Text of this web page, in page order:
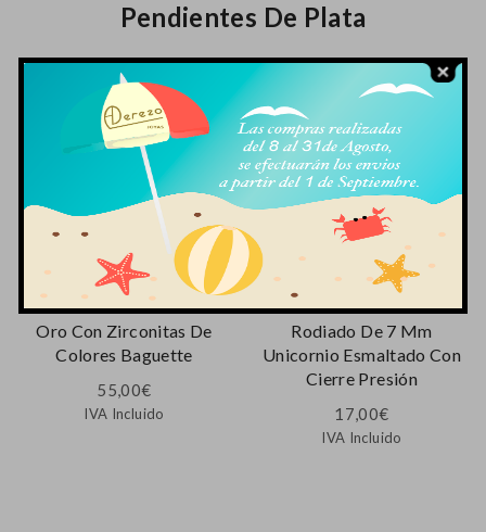
Pendientes De Plata
Aros De Plata Bañado En
Oro Con Zirconitas De
Colores Baguette
55,00€
IVA Incluido
Pendiente De Plata
Rodiado De 7 Mm
Unicornio Esmaltado Con
Cierre Presión
17,00€
IVA Incluido